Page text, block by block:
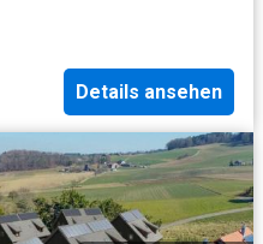
Details ansehen